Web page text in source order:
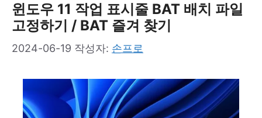
윈도우 11 작업 표시줄 BAT 배치 파일
고정하기 / BAT 즐겨 찾기
2024-06-19 작성자: 손프로